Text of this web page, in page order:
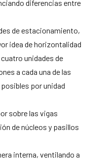
diferencias entre
de estacionamiento,
idea de horizontalidad
unidades de
a cada una de las
por unidad
sobre las vigas
de núcleos y pasillos
interna, ventilando a